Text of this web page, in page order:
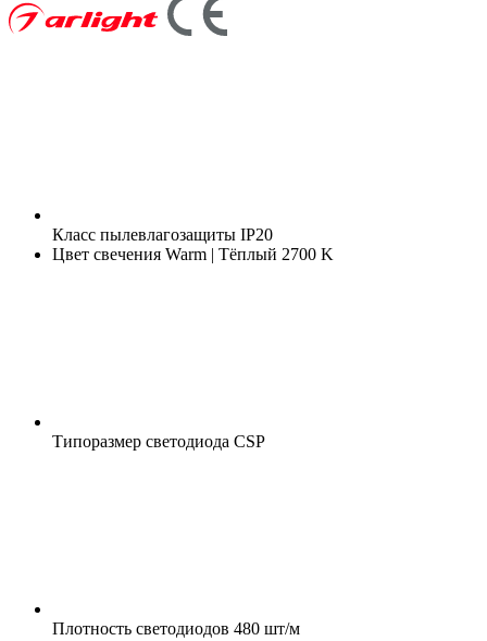
Класс пылевлагозащиты IP20
Цвет свечения Warm | Тёплый 2700 K
Типоразмер светодиода CSP
Плотность светодиодов 480 шт/м